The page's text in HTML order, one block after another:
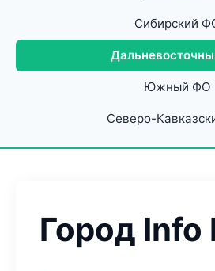
Сибирский
Южный ФО
Северо-
Город Info